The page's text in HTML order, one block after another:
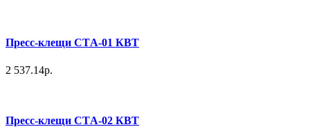
Пресс-клещи СТA-01 КВТ
2 537.14р.
Пресс-клещи СТA-02 КВТ